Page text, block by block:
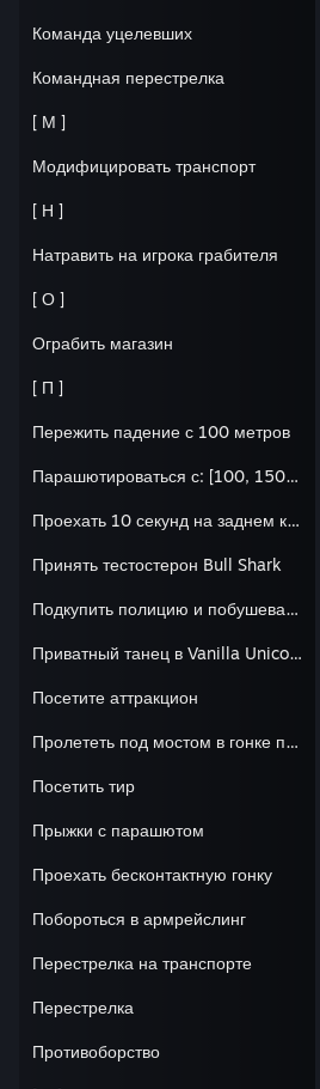
Команда уцелевших
Командная перестрелка
[ М ]
Модифицировать транспорт
[ Н ]
Натравить на игрока грабителя
[ О ]
Ограбить магазин
[ П ]
Пережить падение с 100 метров
Парашютироваться с: [100, 150, 200] метров
Проехать 10 секунд на заднем колесе
Принять тестостерон Bull Shark
Подкупить полицию и побушевать
Приватный танец в Vanilla Unicorn
Посетите аттракцион
Пролететь под мостом в гонке по воздуху
Посетить тир
Прыжки с парашютом
Проехать бесконтактную гонку
Побороться в армрейслинг
Перестрелка на транспорте
Перестрелка
Противоборство
Награда: Суточная вахта - Выполни три
Награда: Целеустремлённый игрок -